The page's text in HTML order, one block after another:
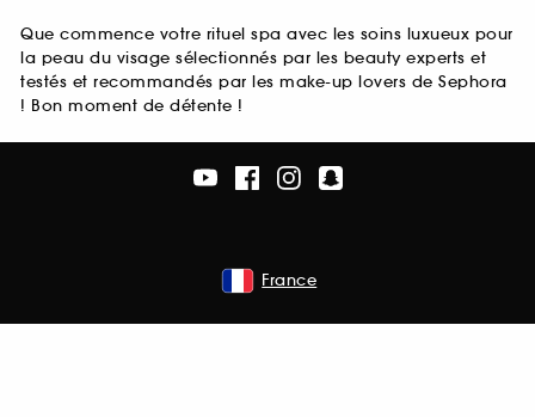
Que commence votre rituel spa avec les soins luxueux pour
la peau du visage sélectionnés par les beauty experts et
testés et recommandés par les make-up lovers de Sephora
! Bon moment de détente !
France